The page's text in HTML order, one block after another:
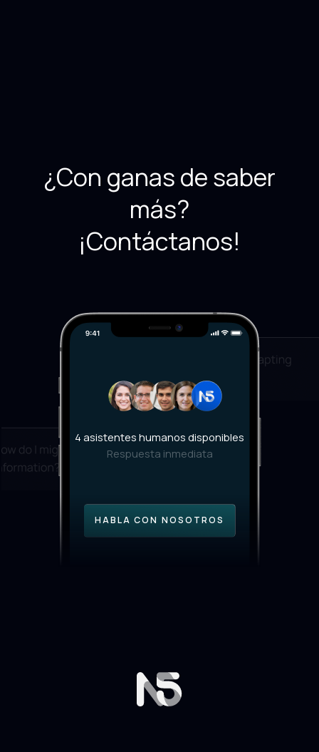
¿Con ganas de saber
más?
¡Contáctanos!
4 asistentes humanos disponibles
Respuesta inmediata
HABLA CON NOSOTROS